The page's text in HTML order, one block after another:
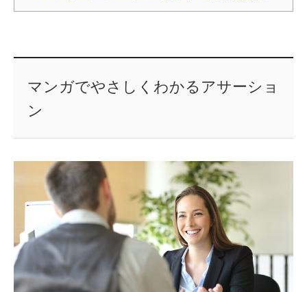
マンガでやさしくわかるアサーショ
ン